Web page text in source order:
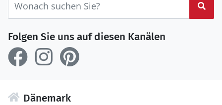
Folgen Sie uns auf diesen Kanälen
Dänemark